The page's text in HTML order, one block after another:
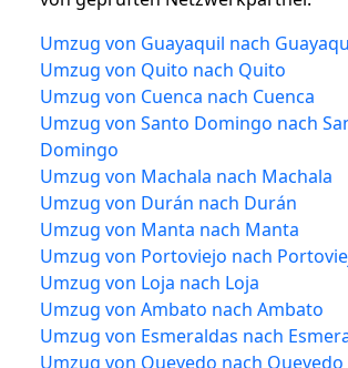
Umzug von Guayaquil nach
Umzug von Quito nach Quito
Umzug von Cuenca nach Cuenca
Umzug von Santo Domingo nach
Domingo
Umzug von Machala nach Machala
Umzug von Durán nach Durán
Umzug von Manta nach Manta
Umzug von Portoviejo nach
Umzug von Loja nach Loja
Umzug von Ambato nach Ambato
Umzug von Esmeraldas nach
Umzug von Quevedo nach Quevedo